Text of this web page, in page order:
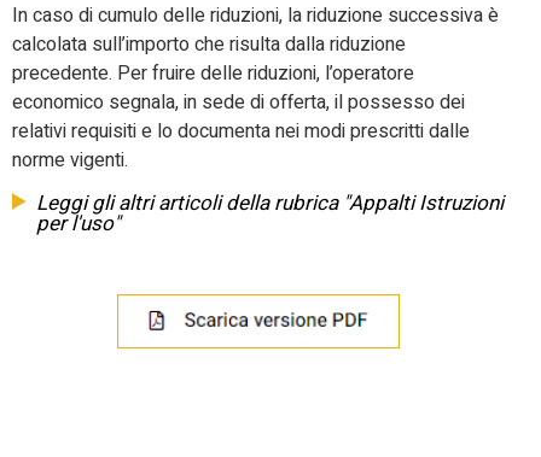
In caso di cumulo delle riduzioni, la riduzione successiva è
calcolata sull’importo che risulta dalla riduzione
precedente. Per fruire delle riduzioni, l’operatore
economico segnala, in sede di offerta, il possesso dei
relativi requisiti e lo documenta nei modi prescritti dalle
norme vigenti.
Leggi gli altri articoli della rubrica "Appalti Istruzioni
per l'uso"